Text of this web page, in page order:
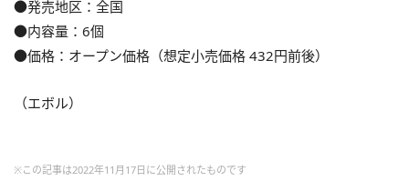
●発売地区：全国
●内容量：6個
●価格：オープン価格（想定小売価格 432円前後）
（エボル）
※この記事は2022年11月17日に公開されたものです